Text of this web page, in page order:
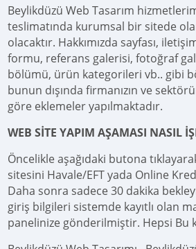
Beylikdüzü Web Tasarım
teslimatında kurumsal bir sitede
olacaktır. Hakkımızda sayfası,
formu, referans galerisi, fotoğraf
bölümü, ürün kategorileri vb.. gibi
bunun dışında firmanızın ve
göre eklemeler yapılmaktadır.
WEB SİTE YAPIM AŞAMASI NASIL
Öncelikle aşağıdaki butona
sitesini Havale/EFT yada Online
Daha sonra sadece 30 dakika
giriş bilgileri sistemde kayıtlı olan
panelinize gönderilmiştir. Hepsi Bu